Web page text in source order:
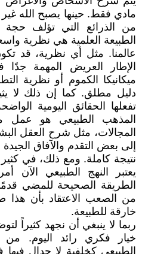
مادي فقط. حينها يصبح الله
من الذرائع التي تؤلف
الطبيعة العلمية هي نظرية
عالمنا. مثل أي نظرية، قد
الإطار العريض المهمة
ميكانيكا الكموم أو نظرية
دليل مطلق. كما إن ذلك لا
تفعلها الحقائق اليومية
المذهب الطبيعي هو عمل
المجالات، مثل شرح العقل
إلى بعض التقدم والآفاق
نتيجة كاملة. ومع ذلك، في
يعتبر النهج الطبيعي الآن
الطريقة الصحيحة للمضي
من الصعب الاعتقاد بأن هذا
خارقة للطبيعة.
ربما لا ينبغي أن نجهد كثيراً
خيار فكري رائد اليوم. من
الطبيعي كخلفية لا جدال